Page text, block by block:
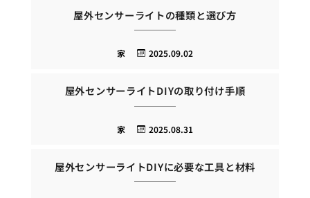
屋外センサーライトの種類と選び方
2025.09.02
家
屋外センサーライトDIYの取り付け手順
2025.08.31
家
屋外センサーライトDIYに必要な工具と材料